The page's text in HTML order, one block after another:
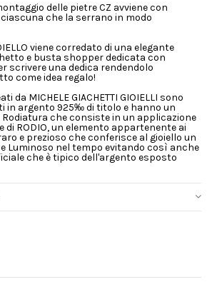
delle pietre CZ avviene con
che la serrano in modo
viene corredato di una elegante
e busta shopper dedicata con
scrivere una dedica rendendolo
come idea regalo!
da MICHELE GIACHETTI GIOIELLI sono
in argento 925‰ di titolo e hanno un
che consiste in un applicazione
di RODIO, un elemento appartenente ai
e prezioso che conferisce al gioiello un
Luminoso nel tempo evitando così anche
che è tipico dell'argento esposto